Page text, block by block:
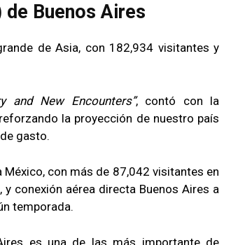
Buenos Aires
de Asia, con 182,934 visitantes y
and New Encounters”, contó con la
la proyección de nuestro país
gasto.
con más de 87,042 visitantes en
conexión aérea directa Buenos Aires a
temporada.